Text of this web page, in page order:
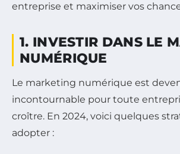
entreprise et maximiser vos
1. INVESTIR DANS LE
NUMÉRIQUE
Le marketing numérique est
incontournable pour toute
croître. En 2024, voici quelques
adopter :